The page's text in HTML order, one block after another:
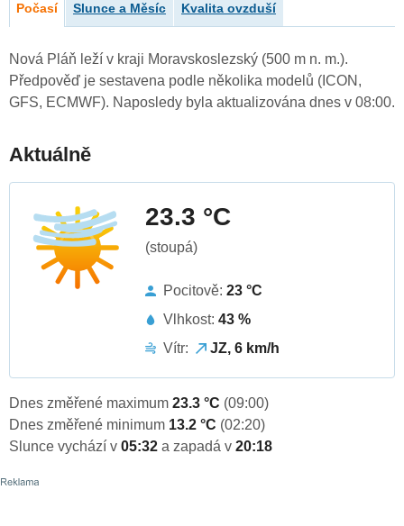
Počasí Slunce a Měsíc Kvalita ovzduší
Nová Pláň leží v kraji Moravskoslezský (500 m n. m.).
Předpověď je sestavena podle několika modelů (ICON,
GFS, ECMWF). Naposledy byla aktualizována dnes v 08:00.
Aktuálně
23.3 °C
(stoupá)
Pocitově: 23 °C
Vlhkost: 43 %
Vítr:
JZ, 6 km/h
Dnes změřené maximum 23.3 °C (09:00)
Dnes změřené minimum 13.2 °C (02:20)
Slunce vychází v 05:32 a zapadá v 20:18